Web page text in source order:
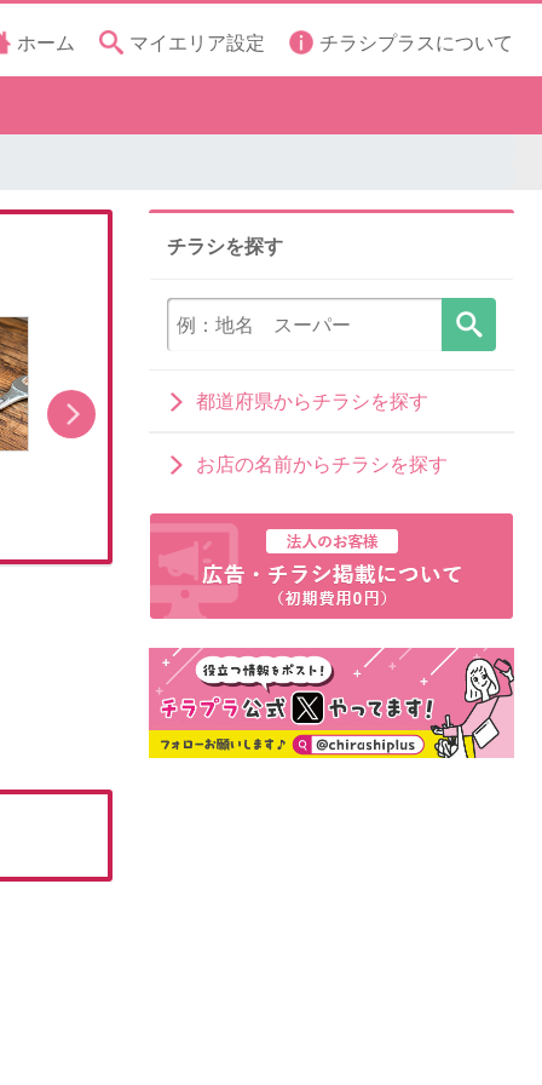
ホーム マイエリア設定 チラシプラスについて
8月1日販売開始
チラシを探す
都道府県からチラシを探す
お店の名前からチラシを探す